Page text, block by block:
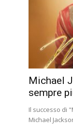
Michael
sempre
Il successo di
Michael